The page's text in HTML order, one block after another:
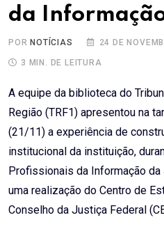
da
POR NOTÍCIAS 24 DE
3 MIN. DE LEITURA
A equipe da biblioteca do
Região (TRF1) apresentou na
(21/11) a experiência de
institucional da instituição,
Profissionais da Informação
uma realização do Centro de
Conselho da Justiça Federal